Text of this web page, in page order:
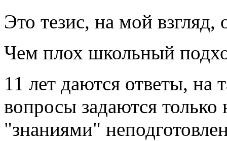
Это тезис, на мой взгляд,
Чем плох школьный
11 лет даются ответы, на
вопросы задаются
"знаниями"